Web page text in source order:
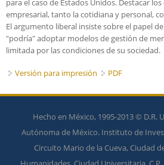
para el caso de Estados Unidos. Destacar
empresarial, tanto la cotidiana y personal,
El argumento liberal insiste sobre el papel
"podría" adoptar modelos de gestión de
limitada por las condiciones de su sociedad.
Versión para impresión PDF
Hecho en México, 1995-2013 © D.R.
Autónoma de México. Instituto de
Circuito Mario de la Cueva, Ciudad